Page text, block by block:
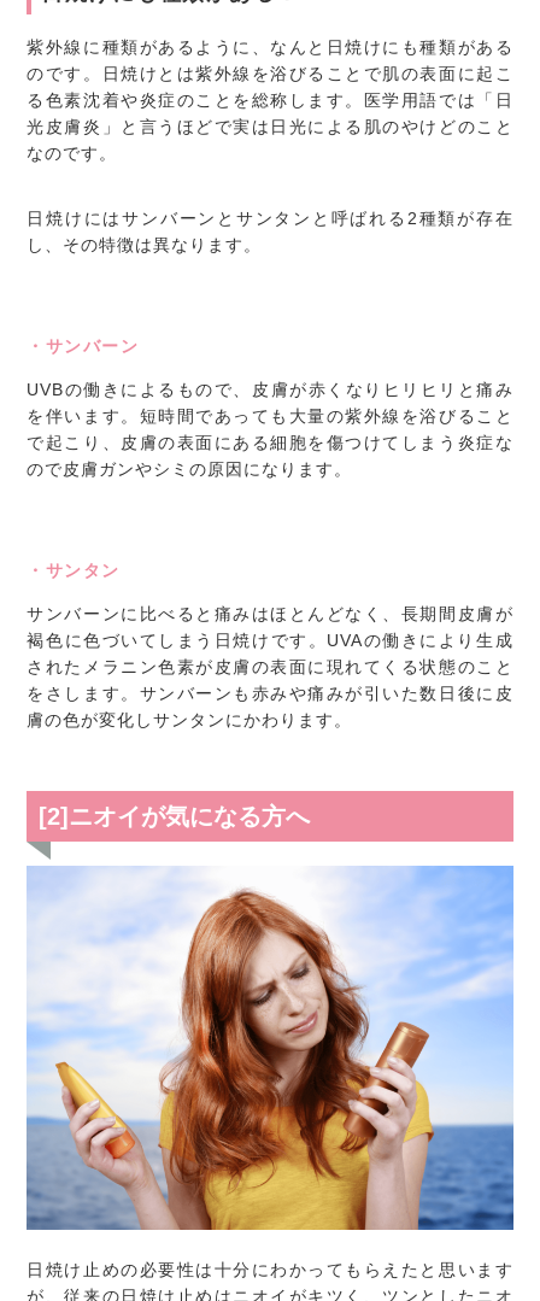
紫外線に種類があるように、なんと日焼けにも種類がある
のです。日焼けとは紫外線を浴びることで肌の表面に起こ
る色素沈着や炎症のことを総称します。医学用語では「日
光皮膚炎」と言うほどで実は日光による肌のやけどのこと
なのです。
日焼けにはサンバーンとサンタンと呼ばれる2種類が存在
し、その特徴は異なります。
・サンバーン
UVBの働きによるもので、皮膚が赤くなりヒリヒリと痛み
を伴います。短時間であっても大量の紫外線を浴びること
で起こり、皮膚の表面にある細胞を傷つけてしまう炎症な
ので皮膚ガンやシミの原因になります。
・サンタン
サンバーンに比べると痛みはほとんどなく、長期間皮膚が
褐色に色づいてしまう日焼けです。UVAの働きにより生成
されたメラニン色素が皮膚の表面に現れてくる状態のこと
をさします。サンバーンも赤みや痛みが引いた数日後に皮
膚の色が変化しサンタンにかわります。
[2]ニオイが気になる方へ
日焼け止めの必要性は十分にわかってもらえたと思います
が、従来の日焼け止めはニオイがキツく、ツンとしたニオ